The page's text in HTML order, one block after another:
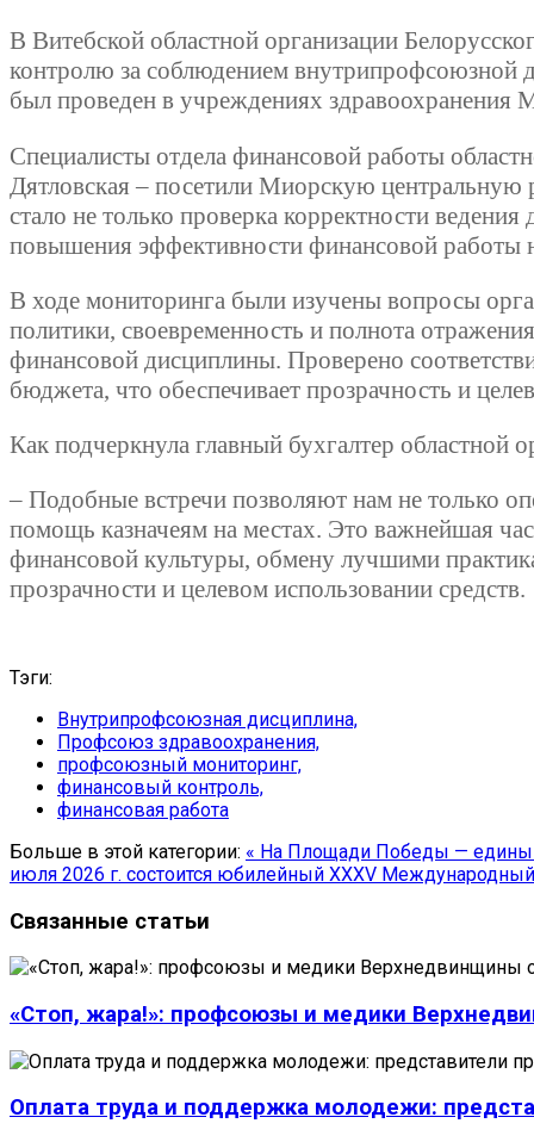
В Витебской областной организации
контролю за соблюдением внутрипрофсоюзной
был проведен в учреждениях здравоохранения
Специалисты отдела финансовой работы
Дятловская – посетили Миорскую
стало не только проверка корректности
повышения эффективности финансовой работы
В ходе мониторинга были изучены вопросы
политики, своевременность и полнота
финансовой дисциплины. Проверено
бюджета, что обеспечивает прозрачность и
Как подчеркнула главный бухгалтер
– Подобные встречи позволяют нам не только
помощь казначеям на местах. Это важнейшая
финансовой культуры, обмену лучшими
прозрачности и целевом использовании средств.
Тэги:
Внутрипрофсоюзная дисциплина,
Профсоюз здравоохранения,
профсоюзный мониторинг,
финансовый контроль,
финансовая работа
Больше в этой категории: « На Площади Победы —
июля 2026 г. состоится юбилейный XXXV
Связанные статьи
«Стоп, жара!»: профсоюзы и медики
Оплата труда и поддержка молодежи: